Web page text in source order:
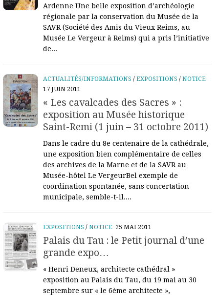
Ardenne Une belle exposition d’archéologie
régionale par la conservation du Musée de la
SAVR (Société des Amis du Vieux Reims, au
Musée Le Vergeur à Reims) qui a pris l’initiative
de...
ACTUALITÉS/INFORMATIONS /EXPOSITIONS /NOTICE
17 JUIN 2011
« Les cavalcades des Sacres » :
exposition au Musée historique
Saint-Remi (1 juin – 31 octobre 2011)
Dans le cadre du 8e centenaire de la cathédrale,
une exposition bien complémentaire de celles
des archives de la Marne et de la SAVR au
Musée-hôtel Le VergeurBel exemple de
coordination spontanée, sans concertation
municipale, semble-t-il....
EXPOSITIONS /NOTICE 25 MAI 2011
Palais du Tau : le Petit journal d’une
grande expo…
« Henri Deneux, architecte cathédral »
exposition au Palais du Tau, du 19 mai au 30
septembre sur « le 6ème architecte »,